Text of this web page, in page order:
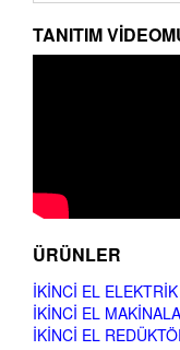
TANITIM
ÜRÜNLER
İKINCI EL
İKINCI EL
İKINCI EL